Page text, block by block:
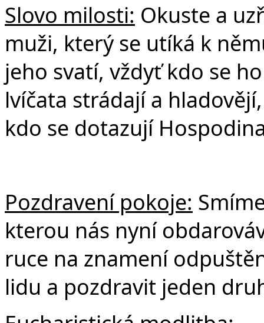
Slovo milosti: Okuste a
muži, který se utíká k
jeho svatí, vždyť kdo se
lvíčata strádají a
kdo se dotazují
Pozdravení pokoje:
kterou nás nyní
ruce na znamení
lidu a pozdravit jeden